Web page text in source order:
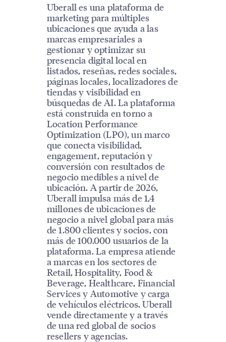
Uberall es una plataforma de
marketing para múltiples
ubicaciones que ayuda a las
marcas empresariales a
gestionar y optimizar su
presencia digital local en
listados, reseñas, redes sociales,
páginas locales, localizadores de
tiendas y visibilidad en
búsquedas de AI. La plataforma
está construida en torno a
Location Performance
Optimization (LPO), un marco
que conecta visibilidad,
engagement, reputación y
conversión con resultados de
negocio medibles a nivel de
ubicación. A partir de 2026,
Uberall impulsa más de 1,4
millones de ubicaciones de
negocio a nivel global para más
de 1.800 clientes y socios, con
más de 100.000 usuarios de la
plataforma. La empresa atiende
a marcas en los sectores de
Retail, Hospitality, Food &
Beverage, Healthcare, Financial
Services y Automotive y carga
de vehículos eléctricos. Uberall
vende directamente y a través
de una red global de socios
resellers y agencias.